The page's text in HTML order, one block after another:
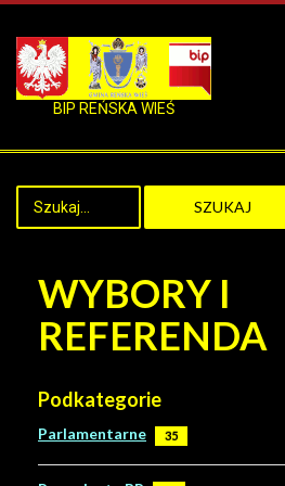
BIP REŃSKA WIEŚ
SZUKAJ
WYBORY I
REFERENDA
Podkategorie
Parlamentarne 35